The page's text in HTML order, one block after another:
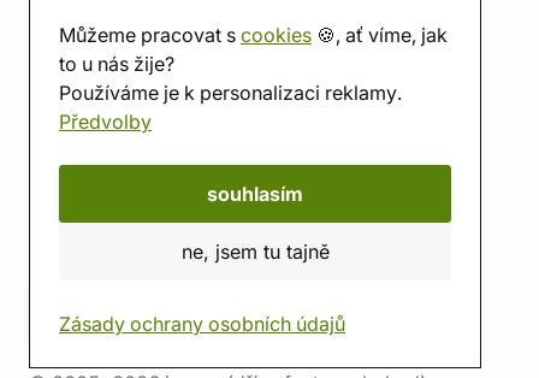
Můžeme pracovat s cookies 🍪, ať víme, jak
to u nás žije?
Používáme je k personalizaci reklamy.
Předvolby
souhlasím
ne, jsem tu tajně
Zásady ochrany osobních údajů
Prodejna
Herna
O nás
Hodnocení obchodu